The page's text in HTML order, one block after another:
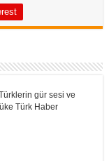
gür sesi ve
Türk Haber